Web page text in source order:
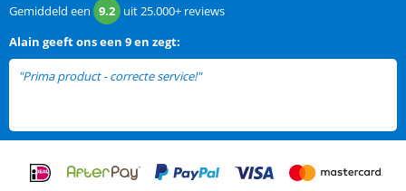
Gemiddeld een 9.2 uit25.000+ reviews
Alain geeft ons een 9 en zegt:
"Prima product - correcte service!"